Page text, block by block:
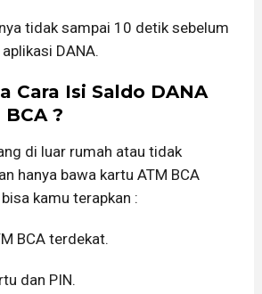
tidak sampai 10 detik sebelum
DANA.
Cara Isi Saldo DANA
?
di luar rumah atau tidak
hanya bawa kartu ATM BCA
kamu terapkan :
BCA terdekat.
dan PIN.